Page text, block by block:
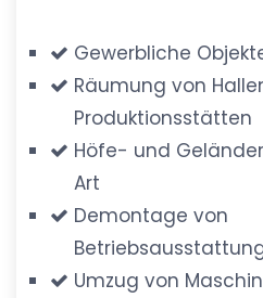
Gewerbliche
Räumung von
Produktionsstätten
Höfe- und
Art
Demontage von
Umzug von